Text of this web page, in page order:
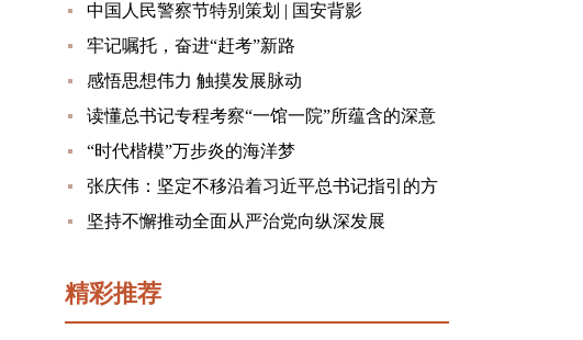
中国人民警察节特别策划 | 国安背影
牢记嘱托，奋进“赶考”新路
感悟思想伟力 触摸发展脉动
读懂总书记专程考察“一馆一院”所蕴含的深意
“时代楷模”万步炎的海洋梦
张庆伟：坚定不移沿着习近平总书记指引的方
向前进 凝心聚力奋进新征程建功新时代谱写新
坚持不懈推动全面从严治党向纵深发展
精彩推荐